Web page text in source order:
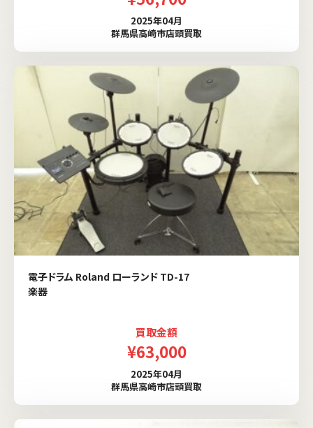
2025年04月
群馬県高崎市店頭買取
電子ドラム Roland ローランド TD-17
楽器
買取金額
¥63,000
2025年04月
群馬県高崎市店頭買取